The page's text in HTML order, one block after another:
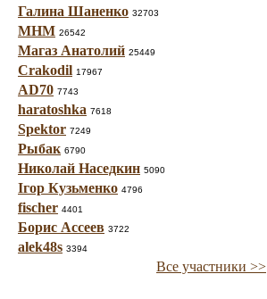
Галина Шаненко 32703
МНМ 26542
Магаз Анатолий 25449
Crakodil 17967
AD70 7743
haratoshka 7618
Spektor 7249
Рыбак 6790
Николай Наседкин 5090
Ігор Кузьменко 4796
fischer 4401
Борис Ассеев 3722
alek48s 3394
Все участники >>